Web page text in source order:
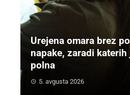
Urejena omara brez
napake, zaradi
polna
5. avgusta 2026